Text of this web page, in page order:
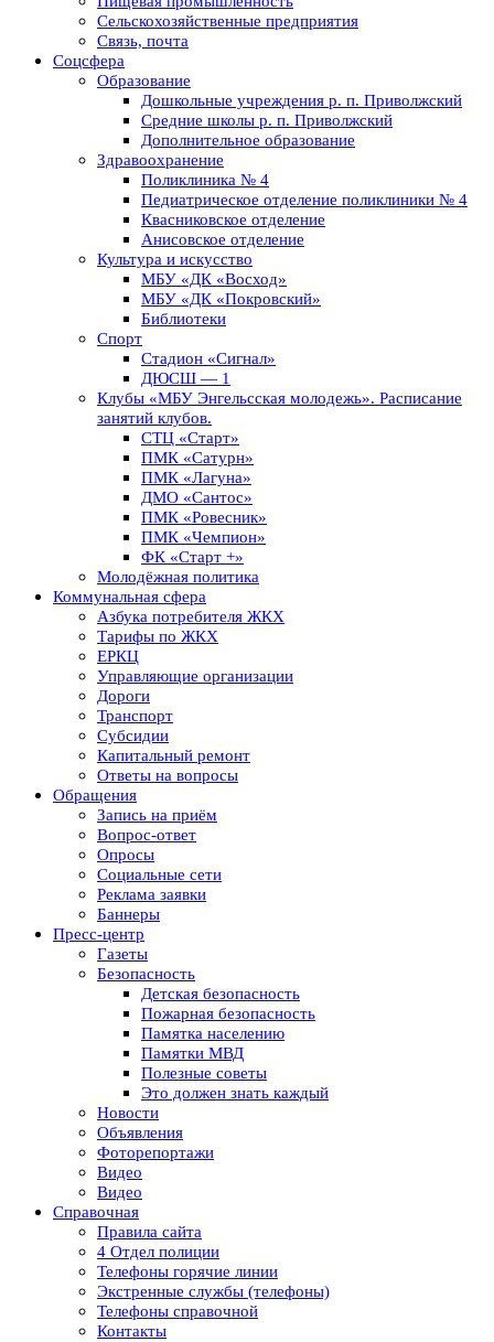
Сельскохозяйственные предприятия
Связь, почта
Соцсфера
Образование
Дошкольные учреждения р. п. Приволжский
Средние школы р. п. Приволжский
Дополнительное образование
Здравоохранение
Поликлиника № 4
Педиатрическое отделение поликлиники № 4
Квасниковское отделение
Анисовское отделение
Культура и искусство
МБУ «ДК «Восход»
МБУ «ДК «Покровский»
Библиотеки
Спорт
Стадион «Сигнал»
ДЮСШ — 1
Клубы «МБУ Энгельсская молодежь». Расписание
занятий клубов.
СТЦ «Старт»
ПМК «Сатурн»
ПМК «Лагуна»
ДМО «Сантос»
ПМК «Ровесник»
ПМК «Чемпион»
ФК «Старт +»
Молодёжная политика
Коммунальная сфера
Азбука потребителя ЖКХ
Тарифы по ЖКХ
ЕРКЦ
Управляющие организации
Дороги
Транспорт
Субсидии
Капитальный ремонт
Ответы на вопросы
Обращения
Запись на приём
Вопрос-ответ
Опросы
Социальные сети
Реклама заявки
Баннеры
Пресс-центр
Газеты
Безопасность
Детская безопасность
Пожарная безопасность
Памятка населению
Памятки МВД
Полезные советы
Это должен знать каждый
Новости
Объявления
Фоторепортажи
Видео
Видео
Справочная
Правила сайта
4 Отдел полиции
Телефоны горячие линии
Экстренные службы (телефоны)
Телефоны справочной
Контакты